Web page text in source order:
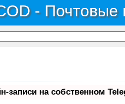
- Почтовые
записи на собственном